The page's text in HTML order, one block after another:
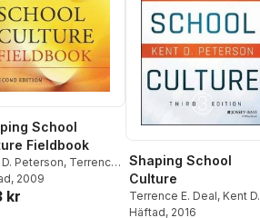
School
Fieldbook
Peterson, Terrence
, 2009
kr
Shaping School
Culture
Terrence E. Deal, Kent D.
Peterson
Häftad, 2016